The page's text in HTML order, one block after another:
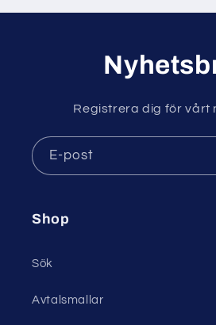
Registrera dig för vårt
E-post
Shop
Sök
Avtalsmallar